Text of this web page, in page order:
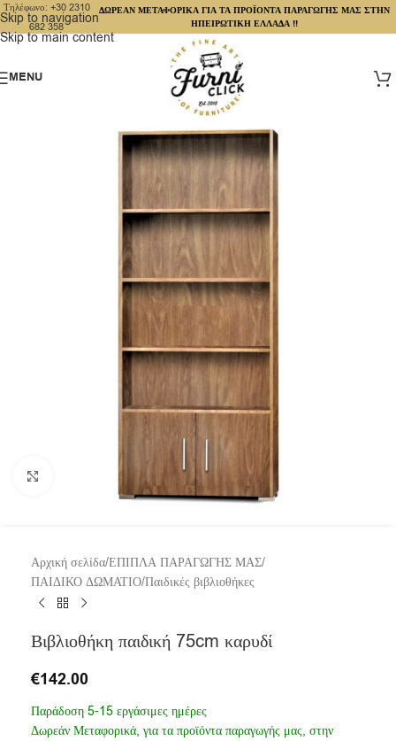
Skip to navigation
Skip to main content
Τηλέφωνο: +30 2310
682 358
ΔΩΡΕΑΝ ΜΕΤΑΦΟΡΙΚΑ ΓΙΑ ΤΑ ΠΡΟΪΟΝΤΑ ΠΑΡΑΓΩΓΗΣ ΜΑΣ ΣΤΗΝ
ΗΠΕΙΡΩΤΙΚΗ ΕΛΛΑΔΑ !!
MENU
Click to enlarge
Αρχική σελίδα/ΕΠΙΠΛΑ ΠΑΡΑΓΩΓΗΣ ΜΑΣ/
ΠΑΙΔΙΚΟ ΔΩΜΑΤΙΟ/Παιδικές βιβλιοθήκες
Βιβλιοθήκη παιδική 75cm καρυδί
€142.00
Παράδοση 5-15 εργάσιμες ημέρες
Δωρεάν Μεταφορικά, για τα προϊόντα παραγωγής μας, στην